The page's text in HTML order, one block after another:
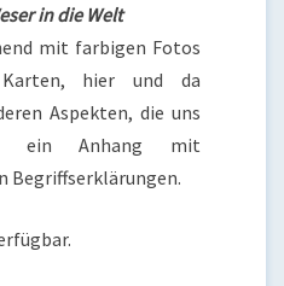
in die Welt
mit farbigen Fotos
hier und da
Aspekten, die uns
ein Anhang mit
Begriffserklärungen.